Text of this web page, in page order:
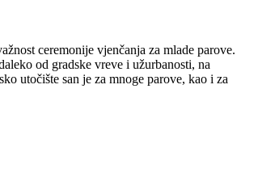
ceremonije vjenčanja za mlade parove.
od gradske vreve i užurbanosti, na
utočište san je za mnoge parove, kao i za